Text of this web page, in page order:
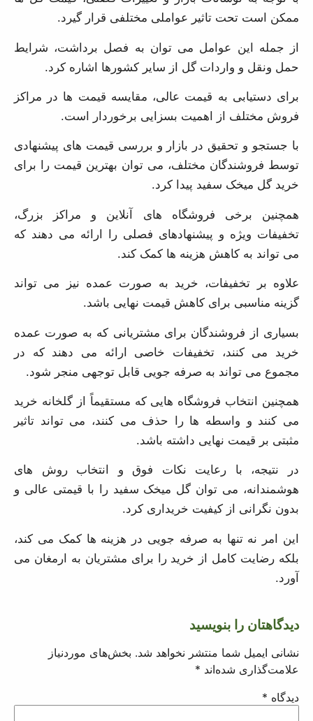
از جمله این عوامل می توان به فصل برداشت، شرایط حمل
ونقل و واردات گل از سایر کشورها اشاره کرد.
برای دستیابی به قیمت عالی، مقایسه قیمت ها در مراکز
فروش مختلف از اهمیت بسزایی برخوردار است.
با جستجو و تحقیق در بازار و بررسی قیمت های پیشنهادی
توسط فروشندگان مختلف، می توان بهترین قیمت را برای
خرید گل میخک سفید پیدا کرد.
همچنین برخی فروشگاه های آنلاین و مراکز بزرگ، تخفیفات
ویژه و پیشنهادهای فصلی را ارائه می دهند که می تواند به
کاهش هزینه ها کمک کند.
علاوه بر تخفیفات، خرید به صورت عمده نیز می تواند گزینه
مناسبی برای کاهش قیمت نهایی باشد.
بسیاری از فروشندگان برای مشتریانی که به صورت عمده
خرید می کنند، تخفیفات خاصی ارائه می دهند که در
مجموع می تواند به صرفه جویی قابل توجهی منجر شود.
همچنین انتخاب فروشگاه هایی که مستقیماً از گلخانه خرید
می کنند و واسطه ها را حذف می کنند، می تواند تاثیر مثبتی
بر قیمت نهایی داشته باشد.
در نتیجه، با رعایت نکات فوق و انتخاب روش های
هوشمندانه، می توان گل میخک سفید را با قیمتی عالی و
بدون نگرانی از کیفیت خریداری کرد.
این امر نه تنها به صرفه جویی در هزینه ها کمک می کند،
بلکه رضایت کامل از خرید را برای مشتریان به ارمغان می
آورد.
دیدگاهتان را بنویسید
نشانی ایمیل شما منتشر نخواهد شد.
علامت‌گذاری شده‌اند*
دیدگاه *